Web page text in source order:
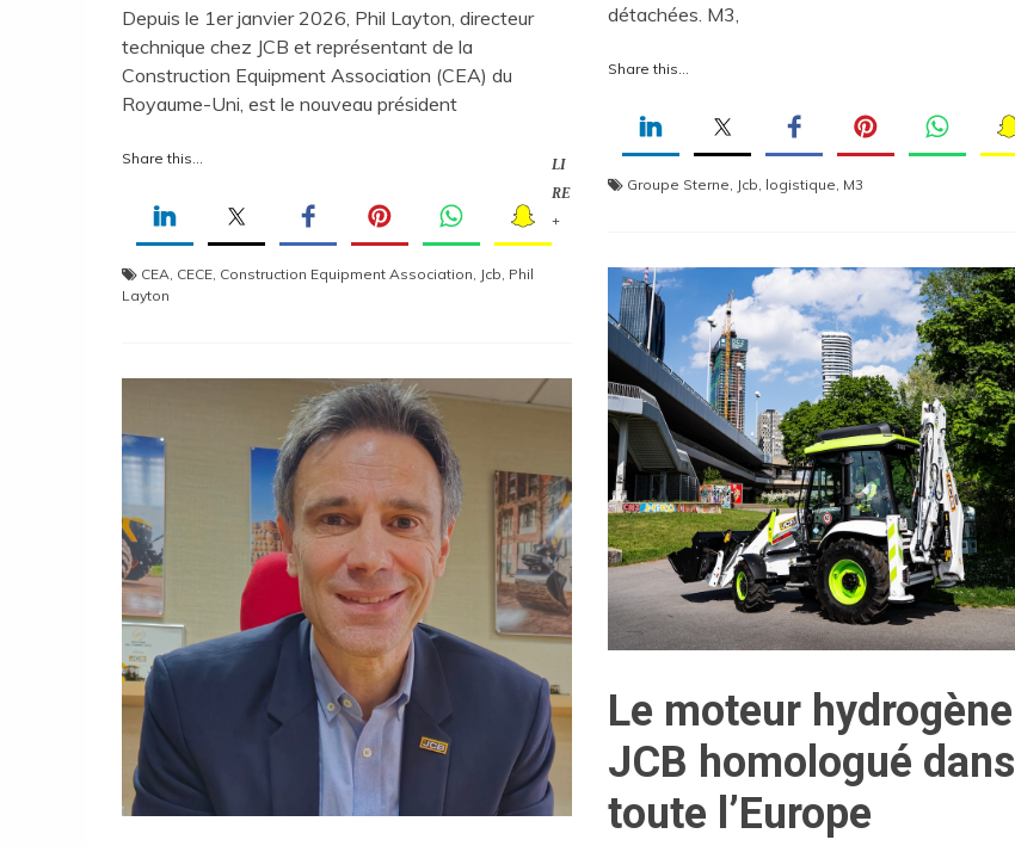
Depuis le 1er janvier 2026, Phil Layton, directeur
technique chez JCB et représentant de la
Construction Equipment Association (CEA) du
Royaume-Uni, est le nouveau président
Share this...
LI
RE
+
CEA, CECE, Construction Equipment Association, Jcb, Phil
Layton
détachées. M3,
Share this...
Groupe Sterne, Jcb, logistique, M3
Le moteur hydrogène
JCB homologué dans
toute l’Europe